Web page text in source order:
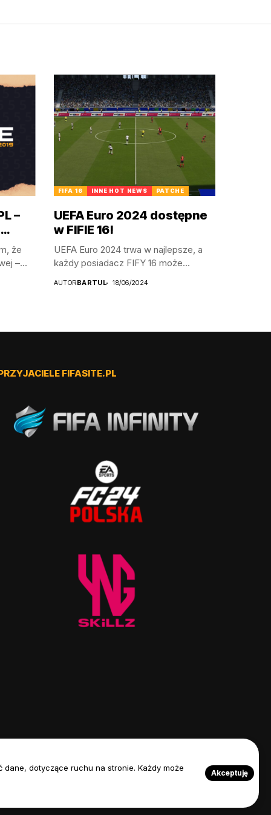
–
że
–...
FIFA 16 INNE HOT NEWS PATCHE
UEFA Euro 2024 dostępne
w FIFIE 16!
UEFA Euro 2024 trwa w najlepsze, a
każdy posiadacz FIFY 16 może...
AUTORBARTUL 18/06/2024
FIFASITE.PL
dotyczące ruchu na stronie. Każdy może
Akceptuję